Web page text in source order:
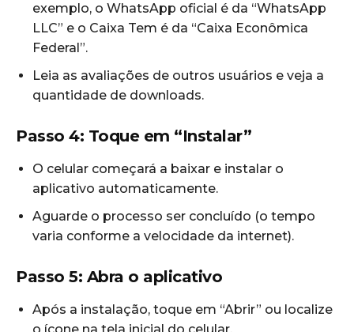
exemplo, o WhatsApp oficial é da “WhatsApp
LLC” e o Caixa Tem é da “Caixa Econômica
Federal”.
Leia as avaliações de outros usuários e veja a
quantidade de downloads.
Passo 4: Toque em “Instalar”
O celular começará a baixar e instalar o
aplicativo automaticamente.
Aguarde o processo ser concluído (o tempo
varia conforme a velocidade da internet).
Passo 5: Abra o aplicativo
Após a instalação, toque em “Abrir” ou localize